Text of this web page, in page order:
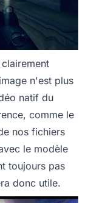
n'est plus
natif du
comme le
nos fichiers
le modèle
toujours pas
donc utile.